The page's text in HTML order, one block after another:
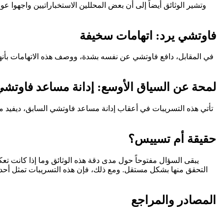
وتشير الوثائق أيضاً إلى أن بعض المحللين الاستخباراتيين
فاوتشي يرد: اتهامات سخيفة
في المقابل، دافع فاوتشي عن نفسه بشدة، ووصف هذه الاتهامات
لمحة عن السياق الأوسع: إدانة مساعد
تأتي هذه التسريبات في أعقاب إدانة مساعد فاوتشي السابق، ديفيد مورينز، في أبريل 2026، بتهم تتعلق بالتآمر لإخفاء سجلات
حقيقة أم تسييس؟
يبقى السؤال مفتوحاً حول مدى دقة هذه الوثائق وما إذا كانت
التحقق منها بشكل مستقل. ومع ذلك، فإن هذه التسريبات تمثل
المصادر والمراجع